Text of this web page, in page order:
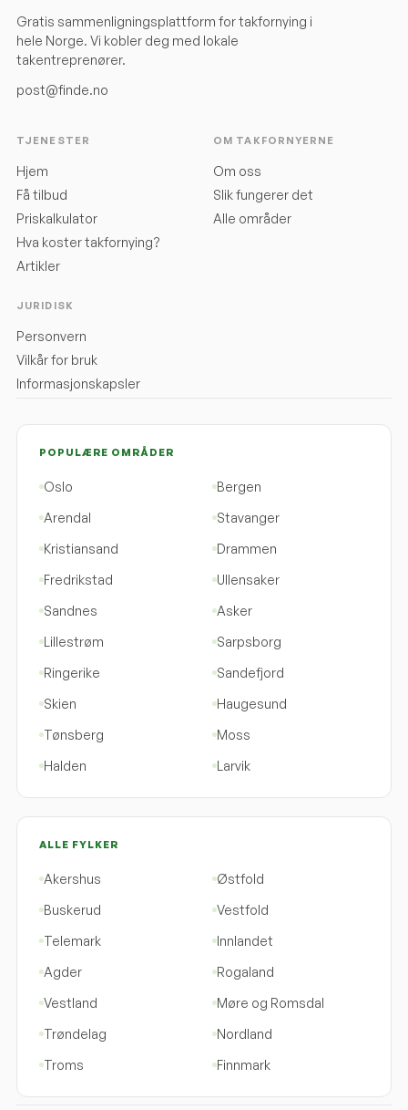
Gratis sammenligningsplattform for takfornying i
hele Norge. Vi kobler deg med lokale
takentreprenører.
post@finde.no
TJENESTER
Hjem
Få tilbud
Priskalkulator
Hva koster takfornying?
Artikler
OM TAKFORNYERNE
Om oss
Slik fungerer det
Alle områder
JURIDISK
Personvern
Vilkår for bruk
Informasjonskapsler
POPULÆRE OMRÅDER
Oslo
Bergen
Arendal
Stavanger
Kristiansand
Drammen
Fredrikstad
Ullensaker
Sandnes
Asker
Lillestrøm
Sarpsborg
Ringerike
Sandefjord
Skien
Haugesund
Tønsberg
Moss
Halden
Larvik
ALLE FYLKER
Akershus
Østfold
Buskerud
Vestfold
Telemark
Innlandet
Agder
Rogaland
Vestland
Møre og Romsdal
Trøndelag
Nordland
Troms
Finnmark